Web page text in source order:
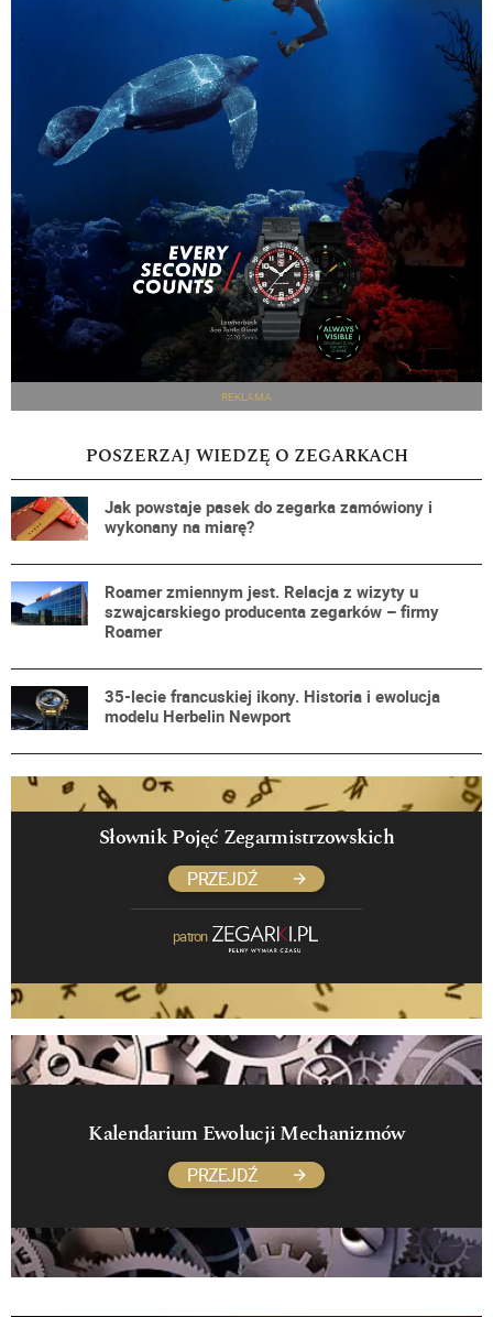
REKLAMA
POSZERZAJ WIEDZĘ O ZEGARKACH
Jak powstaje pasek do zegarka zamówiony i
wykonany na miarę?
Roamer zmiennym jest. Relacja z wizyty u
szwajcarskiego producenta zegarków – firmy
Roamer
35-lecie francuskiej ikony. Historia i ewolucja
modelu Herbelin Newport
Słownik Pojęć Zegarmistrzowskich
PRZEJDŹ
patron
Kalendarium Ewolucji Mechanizmów
PRZEJDŹ